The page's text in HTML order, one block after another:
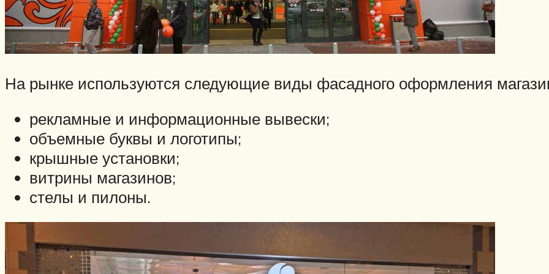
На рынке используются следующие виды фасадного оформления
рекламные и информационные вывески;
объемные буквы и логотипы;
крышные установки;
витрины магазинов;
стелы и пилоны.